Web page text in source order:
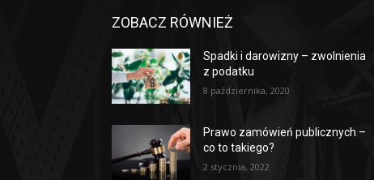
ZOBACZ RÓWNIEŻ
Spadki i darowizny – zwolnienia
z podatku
8 października, 2020
Prawo zamówień publicznych –
co to takiego?
2 stycznia, 2022